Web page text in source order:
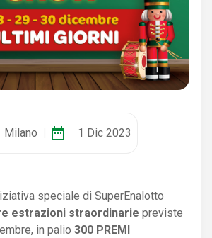
Milano date_range 1 Dic 2023
speciale di SuperEnalotto
estrazioni straordinarie previste
in palio 300 PREMI